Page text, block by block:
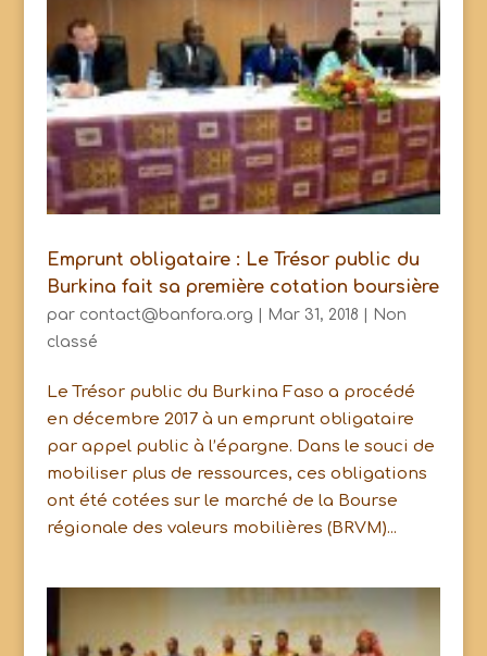
Emprunt obligataire : Le Trésor public du
Burkina fait sa première cotation boursière
par contact@banfora.org Mar 31, 2018
Non
classé
Le Trésor public du Burkina Faso a procédé
en décembre 2017 à un emprunt obligataire
par appel public à l’épargne. Dans le souci de
mobiliser plus de ressources, ces obligations
ont été cotées sur le marché de la Bourse
régionale des valeurs mobilières (BRVM)...